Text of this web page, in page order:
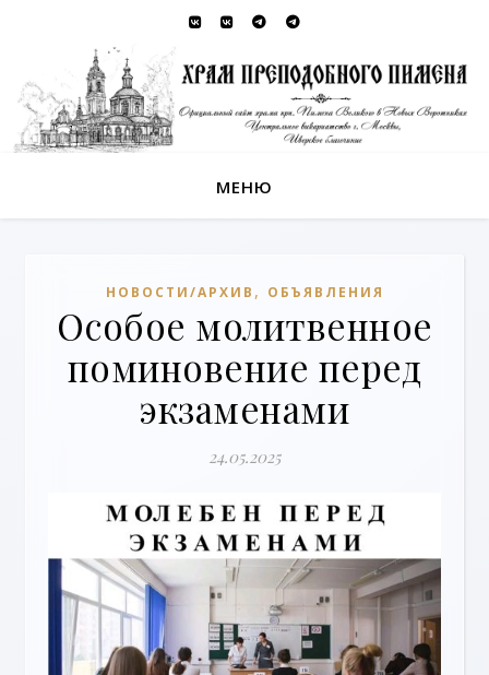
МЕНЮ
НОВОСТИ/АРХИВ , ОБЪЯВЛЕНИЯ
Особое молитвенное
поминовение перед
экзаменами
24.05.2025